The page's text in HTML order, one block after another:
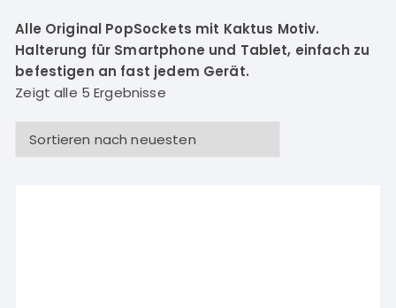
Alle Original PopSockets mit Kaktus Motiv.
Halterung für Smartphone und Tablet, einfach zu
befestigen an fast jedem Gerät.
Zeigt alle 5 Ergebnisse